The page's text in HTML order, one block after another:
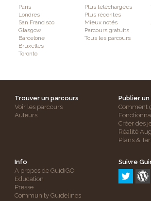
Paris
Londres
San Francisco
Glasgow
Barcelone
Bruxelles
Toronto
Plus téléchargées
Plus récentes
Mieux notés
Parcours gratuits
Tous les parcours
Trouver un parcours
Voir les parcours
Auteurs
Publier
Comment
Créer des
Réalité
Plans &
Info
A propos de GuidiGO
Education
Presse
Community Guidelines
Suivre